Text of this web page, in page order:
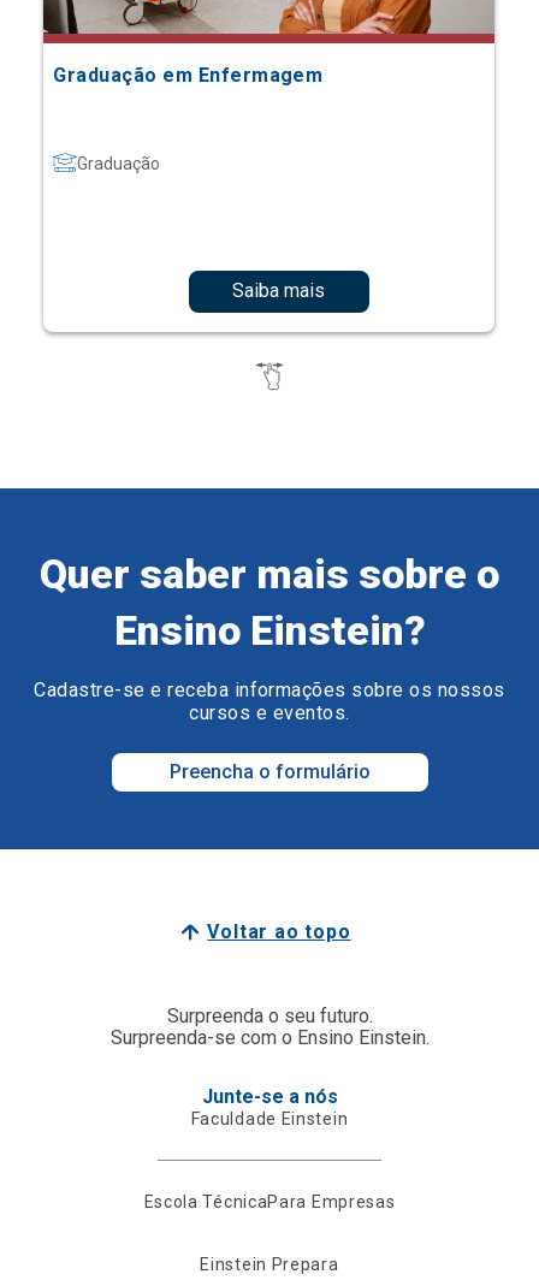
Graduação em Enfermagem
Graduação
Saiba mais
Quer saber mais sobre o
Ensino Einstein?
Cadastre-se e receba informações sobre os nossos
cursos e eventos.
Preencha o formulário
Voltar ao topo
Surpreenda o seu futuro.
Surpreenda-se com o Ensino Einstein.
Junte-se a nós
Faculdade Einstein
Escola TécnicaPara Empresas
Einstein Prepara